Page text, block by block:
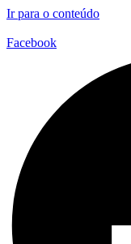
Ir para o conteúdo
Facebook